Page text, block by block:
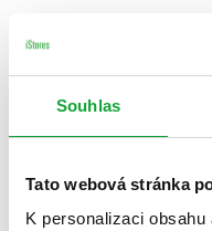
Souhlas
Tato webová stránka
K personalizaci